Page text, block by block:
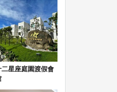
二星座庭園渡假會